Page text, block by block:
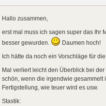
Hallo zusammen,
erst mal muss ich sagen super das Ihr
besser gewurden.
Daumen hoch!
Ich hätte da noch ein Vorschläge für
Mal verliert leicht den Überblick bei
schön, wenn die irgendwie gesammelt
Fertigstellung, wie teuer wird es usw.
Stastik: